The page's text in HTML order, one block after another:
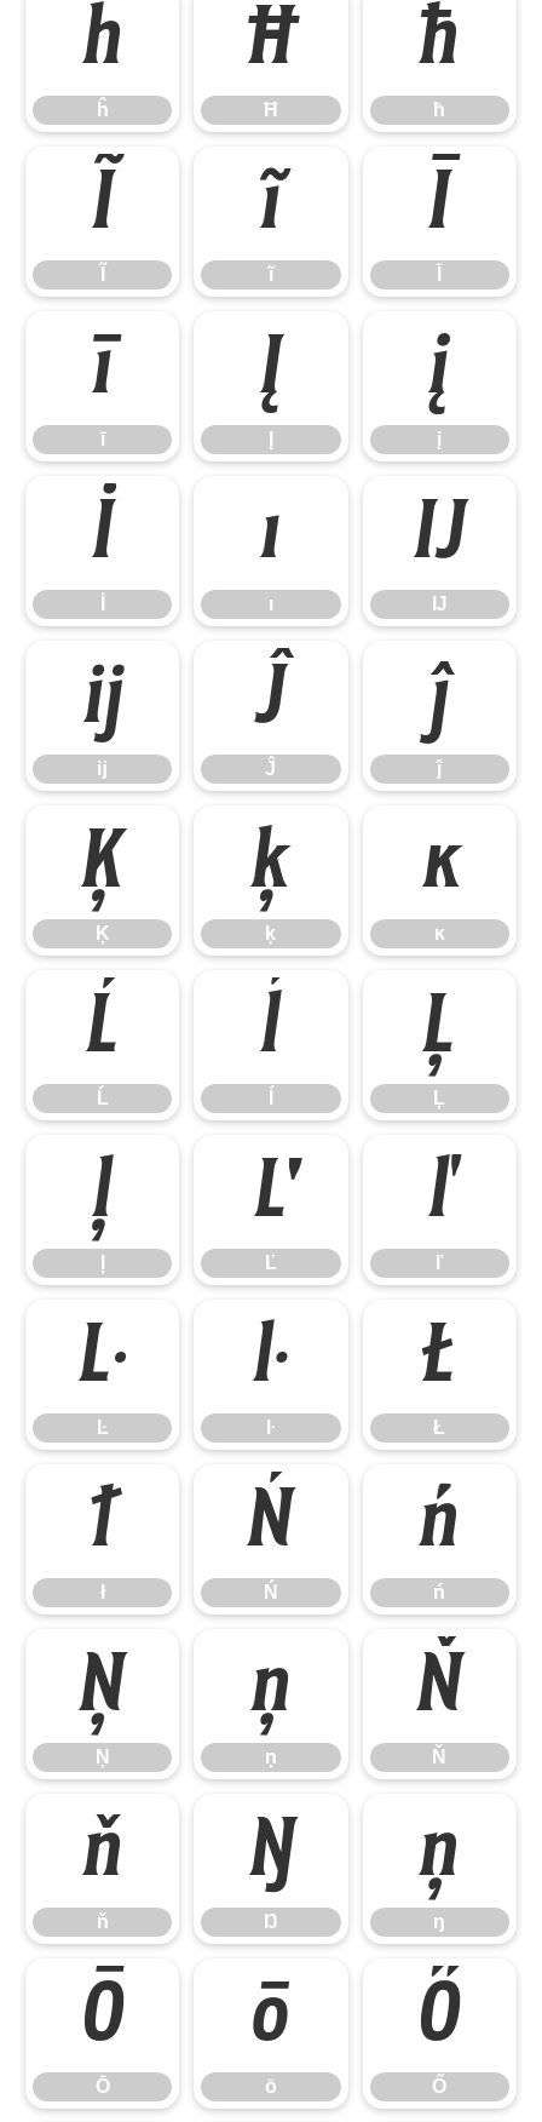
ĥ
ĥ
Ħ
Ħ
ħ
ħ
Ĩ ĩ
ĩ
Ī
ī
ī
Į į
į
İ ı
ı
Ĳ
Ĳ
ĳ
ĳ
Ĵ
Ĵ
ĵ
ĵ
Ķ
Ķ
ķ
ķ
ĸ
ĸ
Ĺ
Ĺ
ĺ Ļ
Ļ
ļ Ľ
Ľ
ľ
ľ
Ŀ
Ŀ
ŀ
ŀ
Ł
Ł
ł
ł
Ń
Ń
ń
ń
Ņ
Ņ
ņ
ņ
Ň
Ň
ň
ň
Ŋ
Ŋ
ŋ
ŋ
Ō
Ō
ō
ō
Ő
Ő